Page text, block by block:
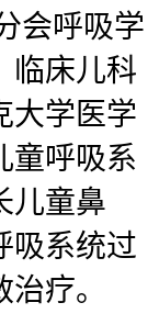
会呼吸学
临床儿科
大学医学
童呼吸系
儿童鼻
吸系统过
疗。